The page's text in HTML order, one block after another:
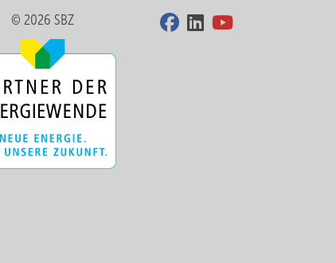
© 2026 SBZ